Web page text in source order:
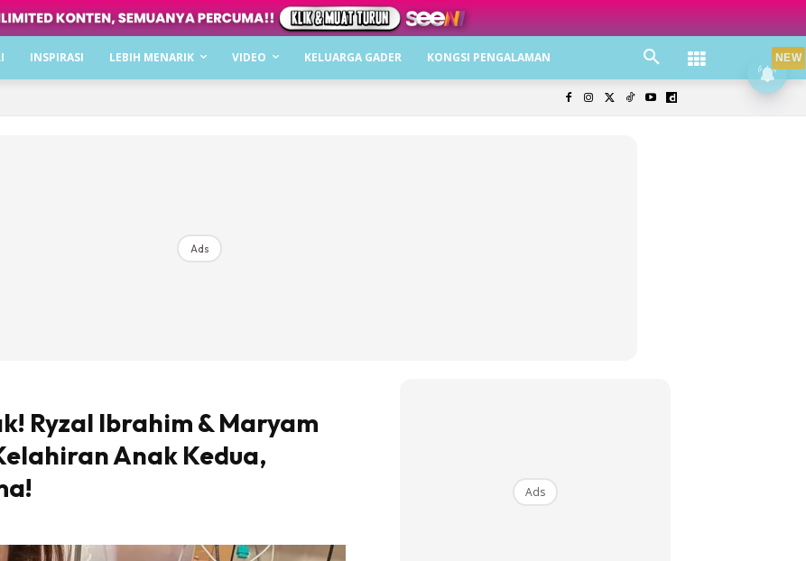
INSPIRASI LEBIH MENARIK VIDEO KELUARGA GADER KONGSI PENGALAMAN
Ads
Ryzal Ibrahim & Maryam
Anak Kedua,
Ads
NEW